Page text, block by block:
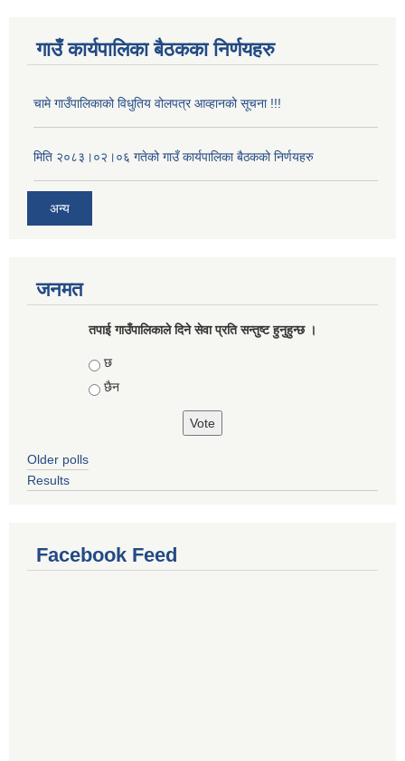
गाउँ कार्यपालिका बैठकका निर्णयहरु
चामे गाउँपालिकाको विधुतिय वोलपत्र आव्हानको सूचना !!!
मिति २०८३।०२।०६ गतेको गाउँ कार्यपालिका बैठकको निर्णयहरु
अन्य
जनमत
तपाई गाउँपालिकाले दिने सेवा प्रति सन्तुष्ट हुनुहुन्छ ।
Choices
छ
छैन
Older polls
Results
Facebook Feed